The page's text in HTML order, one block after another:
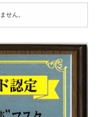
せん。